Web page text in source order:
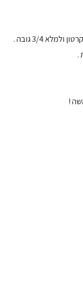
3/4 גובה .
!